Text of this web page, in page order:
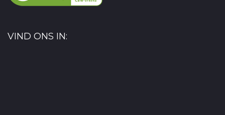
VIND ONS IN: